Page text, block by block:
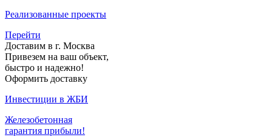
Реализованные проекты
Перейти
Доставим в г. Москва
Привезем на ваш объект,
быстро и надежно!
Оформить доставку
Инвестиции в ЖБИ
Железобетонная
гарантия прибыли!